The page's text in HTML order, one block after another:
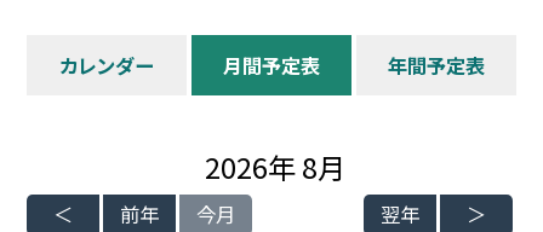
カレンダー 月間予定表 年間予定表
前年 今月
2026年 8月
翌年